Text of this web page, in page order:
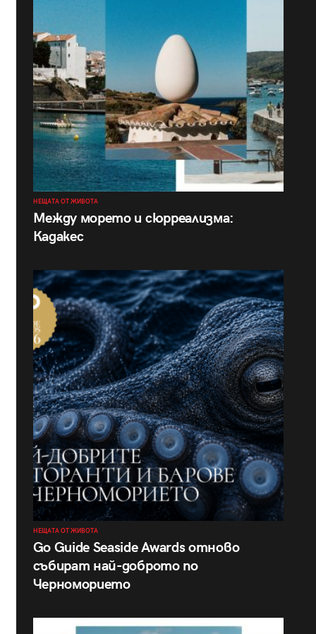
НЕЩАТА ОТ ЖИВОТА
Между морето и сюрреализма:
Кадакес
НЕЩАТА ОТ ЖИВОТА
Go Guide Seaside Awards отново
събират най-доброто по
Черноморието